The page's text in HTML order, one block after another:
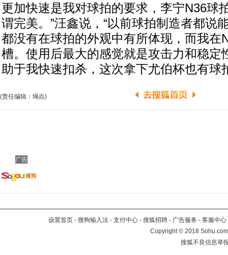
更加快速是我对球拍的要求，李宁N36球
谓完美。”汪鑫说，“以前球拍制造者都说
都没有在球拍的外观中有所体现，而我在
槽。使用后最大的感觉就是攻击力和稳定
助于我快速扣杀，这次拿下尤伯杯也有球
(责任编辑：绳垚)
广告
设置首页 - 搜狗输入法 - 支付中心 - 搜狐招聘 - 广告服务 - 客服中心
Copyright©2018
搜狐不良信息举